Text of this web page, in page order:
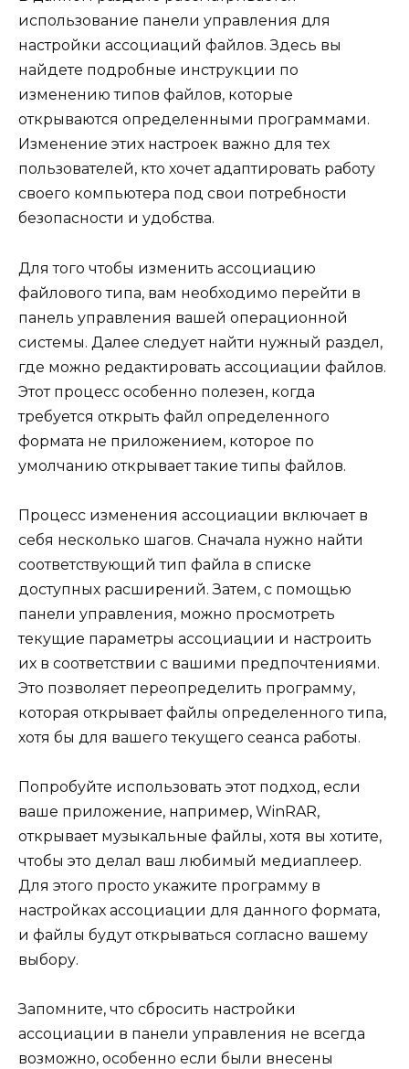
использование панели управления для
настройки ассоциаций файлов. Здесь вы
найдете подробные инструкции по
изменению типов файлов, которые
открываются определенными программами.
Изменение этих настроек важно для тех
пользователей, кто хочет адаптировать работу
своего компьютера под свои потребности
безопасности и удобства.
Для того чтобы изменить ассоциацию
файлового типа, вам необходимо перейти в
панель управления вашей операционной
системы. Далее следует найти нужный раздел,
где можно редактировать ассоциации файлов.
Этот процесс особенно полезен, когда
требуется открыть файл определенного
формата не приложением, которое по
умолчанию открывает такие типы файлов.
Процесс изменения ассоциации включает в
себя несколько шагов. Сначала нужно найти
соответствующий тип файла в списке
доступных расширений. Затем, с помощью
панели управления, можно просмотреть
текущие параметры ассоциации и настроить
их в соответствии с вашими предпочтениями.
Это позволяет переопределить программу,
которая открывает файлы определенного типа,
хотя бы для вашего текущего сеанса работы.
Попробуйте использовать этот подход, если
ваше приложение, например, WinRAR,
открывает музыкальные файлы, хотя вы хотите,
чтобы это делал ваш любимый медиаплеер.
Для этого просто укажите программу в
настройках ассоциации для данного формата,
и файлы будут открываться согласно вашему
выбору.
Запомните, что сбросить настройки
ассоциации в панели управления не всегда
возможно, особенно если были внесены